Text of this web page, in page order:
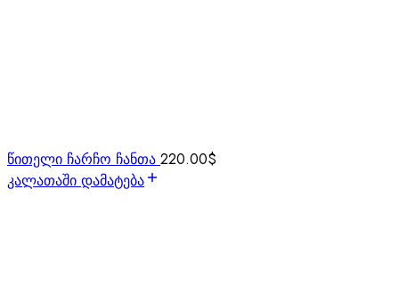
წითელი ჩარჩო ჩანთა 220.00$
კალათაში დამატება